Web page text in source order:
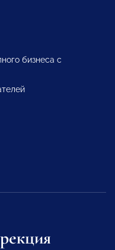
бизнеса с